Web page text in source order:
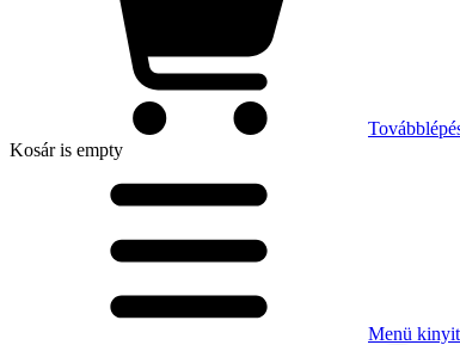
Kosáris empty
Menü